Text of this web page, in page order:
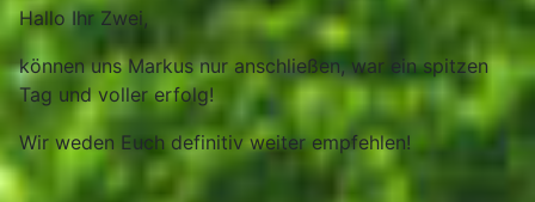
Hallo Ihr Zwei,
können uns Markus nur anschließen, war ein spitzen
Tag und voller erfolg!
Wir weden Euch definitiv weiter empfehlen!